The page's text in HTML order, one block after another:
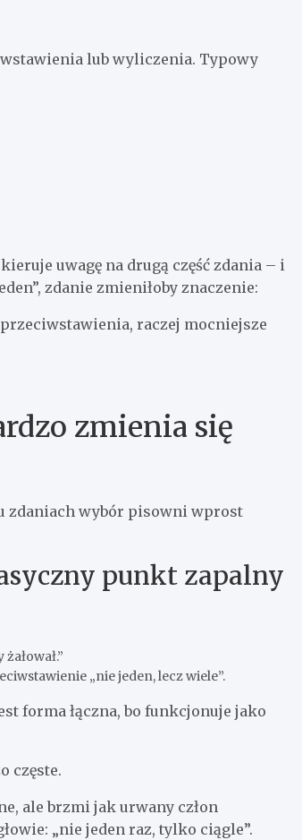
lub wyliczenia. Typowy
uwagę na drugą część zdania – i
zdanie zmieniłoby znaczenie:
przeciwstawienia, raczej mocniejsze
zmienia się
zdaniach wybór pisowni wprost
punkt zapalny
„nie jeden, lecz wiele”.
forma łączna, bo funkcjonuje jako
częste.
ale brzmi jak urwany człon
„nie jeden raz, tylko ciągle”.